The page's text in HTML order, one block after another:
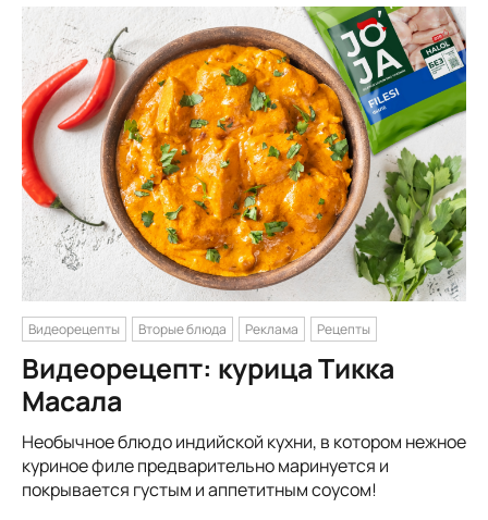
Видеорецепты Вторые блюда Реклама Рецепты
Видеорецепт: курица Тикка
Масала
Необычное блюдо индийской кухни, в котором нежное
куриное филе предварительно маринуется и
покрывается густым и аппетитным соусом!